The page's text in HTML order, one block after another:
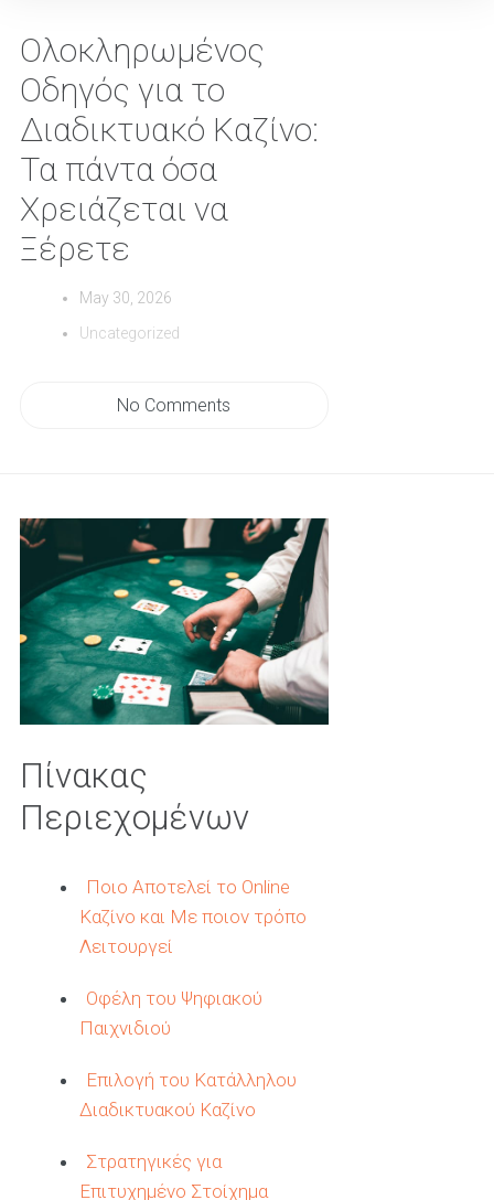
Ολοκληρωμένος
Οδηγός για το
Διαδικτυακό Καζίνο:
Τα πάντα όσα
Χρειάζεται να
Ξέρετε
May 30, 2026
Uncategorized
No Comments
Πίνακας
Περιεχομένων
Ποιο Αποτελεί το Online
Καζίνο και Με ποιον τρόπο
Λειτουργεί
Οφέλη του Ψηφιακού
Παιχνιδιού
Επιλογή του Κατάλληλου
Διαδικτυακού Καζίνο
Στρατηγικές για
Επιτυχημένο Στοίχημα